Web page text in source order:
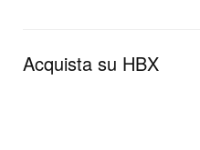
Acquista su HBX